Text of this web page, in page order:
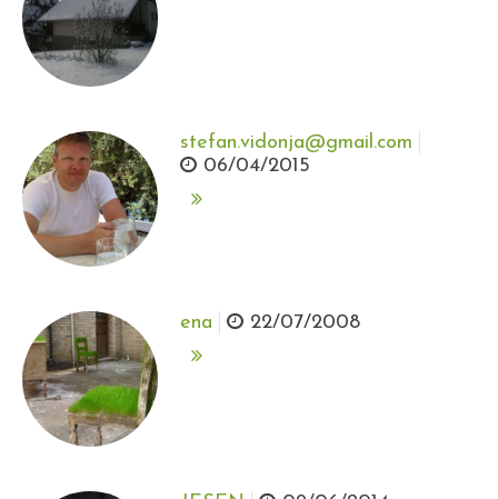
stefan.vidonja@gmail.com
06/04/2015
ena 22/07/2008